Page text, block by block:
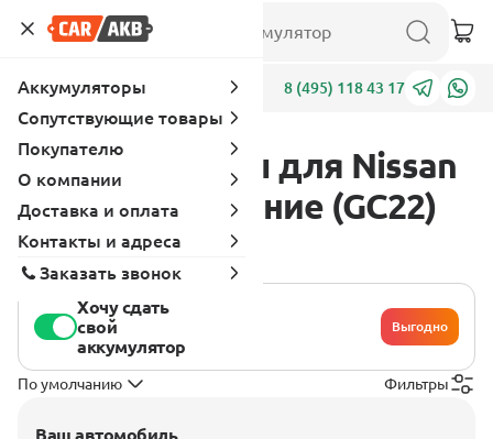
Адреса 8 (495) 118 43 17
Аккумуляторы для Nissan
Largo 2 поколение (GC22)
1986 - 1993
Хочу сдать
свой
аккумулятор
Выгодно
По умолчанию Фильтры
Ваш автомобиль
Аккумуляторы
Сопутствующие товары
Покупателю
О компании
Доставка и оплата
Контакты и адреса
Заказать звонок